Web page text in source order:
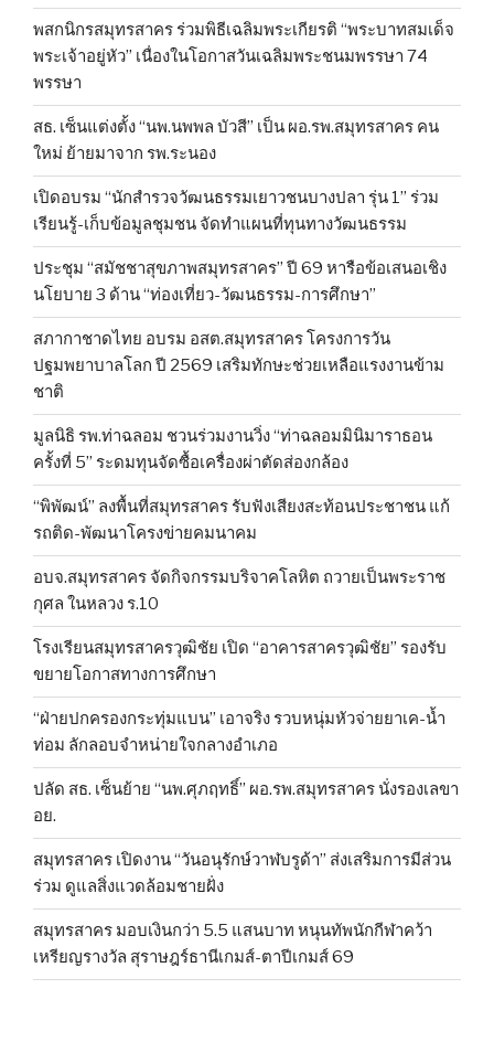
พสกนิกรสมุทรสาคร ร่วมพิธีเฉลิมพระเกียรติ “พระบาทสมเด็จ
พระเจ้าอยู่หัว” เนื่องในโอกาสวันเฉลิมพระชนมพรรษา 74
พรรษา
สธ. เซ็นแต่งตั้ง “นพ.นพพล บัวสี” เป็น ผอ.รพ.สมุทรสาคร คน
ใหม่ ย้ายมาจาก รพ.ระนอง
เปิดอบรม “นักสำรวจวัฒนธรรมเยาวชนบางปลา รุ่น 1” ร่วม
เรียนรู้-เก็บข้อมูลชุมชน จัดทำแผนที่ทุนทางวัฒนธรรม
ประชุม “สมัชชาสุขภาพสมุทรสาคร” ปี 69 หารือข้อเสนอเชิง
นโยบาย 3 ด้าน “ท่องเที่ยว-วัฒนธรรม-การศึกษา”
สภากาชาดไทย อบรม อสต.สมุทรสาคร โครงการวัน
ปฐมพยาบาลโลก ปี 2569 เสริมทักษะช่วยเหลือแรงงานข้าม
ชาติ
มูลนิธิ รพ.ท่าฉลอม ชวนร่วมงานวิ่ง “ท่าฉลอมมินิมาราธอน
ครั้งที่ 5” ระดมทุนจัดซื้อเครื่องผ่าตัดส่องกล้อง
“พิพัฒน์” ลงพื้นที่สมุทรสาคร รับฟังเสียงสะท้อนประชาชน แก้
รถติด-พัฒนาโครงข่ายคมนาคม
อบจ.สมุทรสาคร จัดกิจกรรมบริจาคโลหิต ถวายเป็นพระราช
กุศล ในหลวง ร.10
โรงเรียนสมุทรสาครวุฒิชัย เปิด “อาคารสาครวุฒิชัย” รองรับ
ขยายโอกาสทางการศึกษา
“ฝ่ายปกครองกระทุ่มแบน” เอาจริง รวบหนุ่มหัวจ่ายยาเค-น้ำ
ท่อม ลักลอบจำหน่ายใจกลางอำเภอ
ปลัด สธ. เซ็นย้าย “นพ.ศุภฤทธิ์” ผอ.รพ.สมุทรสาคร นั่งรองเลขา
อย.
สมุทรสาคร เปิดงาน “วันอนุรักษ์วาฬบรูด้า” ส่งเสริมการมีส่วน
ร่วม ดูแลสิ่งแวดล้อมชายฝั่ง
สมุทรสาคร มอบเงินกว่า 5.5 แสนบาท หนุนทัพนักกีฬาคว้า
เหรียญรางวัล สุราษฎร์ธานีเกมส์-ตาปีเกมส์ 69